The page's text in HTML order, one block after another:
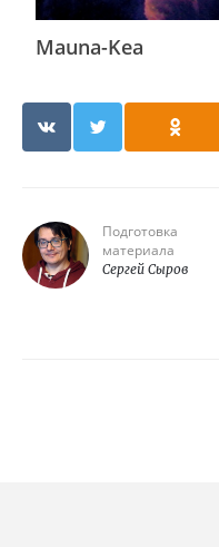
Mauna-Kea
Подготовка
материала
Сергей Сыров